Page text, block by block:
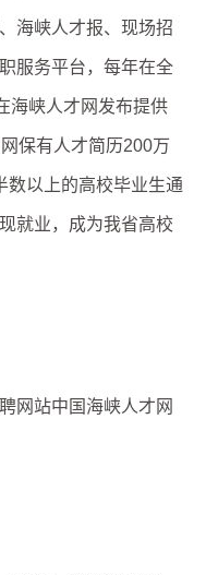
海峡人才报、现场招
服务平台，每年在全
海峡人才网发布提供
保有人才简历200万
数以上的高校毕业生通
就业，成为我省高校
站中国海峡人才网